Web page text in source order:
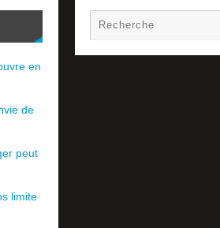
en
de
peut
limite